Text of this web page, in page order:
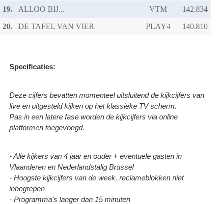
19. ALLOO BIJ... VTM
20. DE TAFEL VAN VIER PLAY4
Specificaties:
Deze cijfers bevatten momenteel uitsluitend de kijkcijfers van
live en uitgesteld kijken op het klassieke TV scherm.
Pas in een latere fase worden de kijkcijfers via online
platformen toegevoegd.
- Alle kijkers van 4 jaar en ouder + eventuele gasten in
Vlaanderen en Nederlandstalig Brussel
- Hoogste kijkcijfers van de week, reclameblokken niet
inbegrepen
- Programma's langer dan 15 minuten